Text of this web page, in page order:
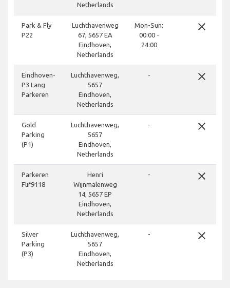
Netherlands
Park & Fly
P22
Luchthavenweg
67, 5657 EA
Eindhoven,
Netherlands
Mon-Sun:
00:00 -
24:00
close
Eindhoven-
P3 Lang
Parkeren
Luchthavenweg,
5657
Eindhoven,
Netherlands
- close
Gold
Parking
(P1)
Luchthavenweg,
5657
Eindhoven,
Netherlands
- close
Parkeren
Flif9118
Henri
Wijnmalenweg
14, 5657 EP
Eindhoven,
Netherlands
- close
Silver
Parking
(P3)
Luchthavenweg,
5657
Eindhoven,
Netherlands
- close